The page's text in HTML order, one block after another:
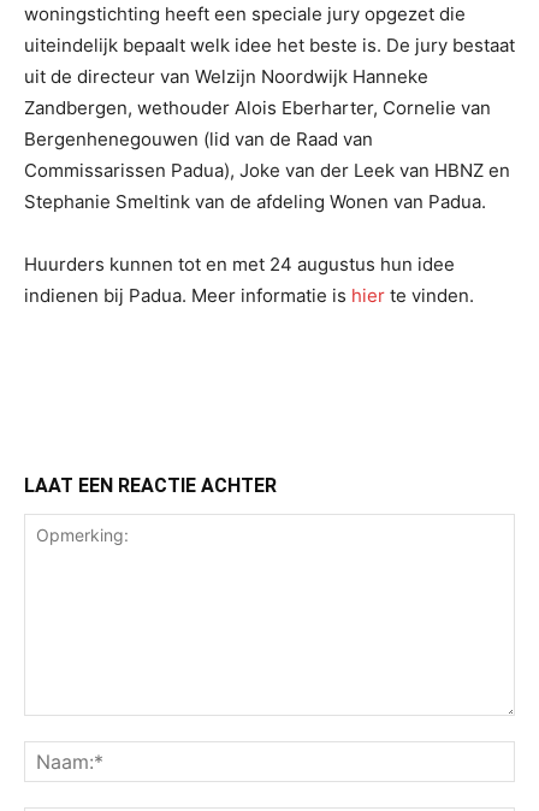
woningstichting heeft een speciale jury opgezet die
uiteindelijk bepaalt welk idee het beste is. De jury bestaat
uit de directeur van Welzijn Noordwijk Hanneke
Zandbergen, wethouder Alois Eberharter, Cornelie van
Bergenhenegouwen (lid van de Raad van
Commissarissen Padua), Joke van der Leek van HBNZ en
Stephanie Smeltink van de afdeling Wonen van Padua.
Huurders kunnen tot en met 24 augustus hun idee
indienen bij Padua. Meer informatie is hier te vinden.
LAAT EEN REACTIE ACHTER